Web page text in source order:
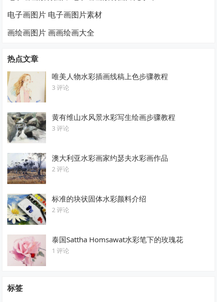
电子画图片 电子画图片素材
画绘画图片 画画绘画大全
热点文章
唯美人物水彩插画线稿上色步骤教程
3 评论
黄有维山水风景水彩写生绘画步骤教程
3 评论
澳大利亚水彩画家约瑟夫水彩画作品
2 评论
标准的块状固体水彩颜料介绍
2 评论
泰国Sattha Homsawat水彩笔下的玫瑰花
1 评论
标签